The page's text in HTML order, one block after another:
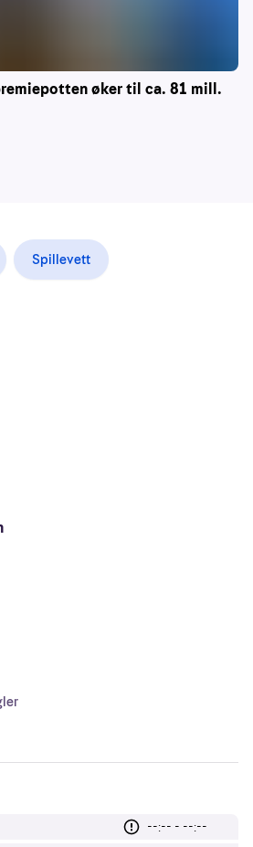
øker til ca. 81 mill.
Spillevett
--:-- - --:--